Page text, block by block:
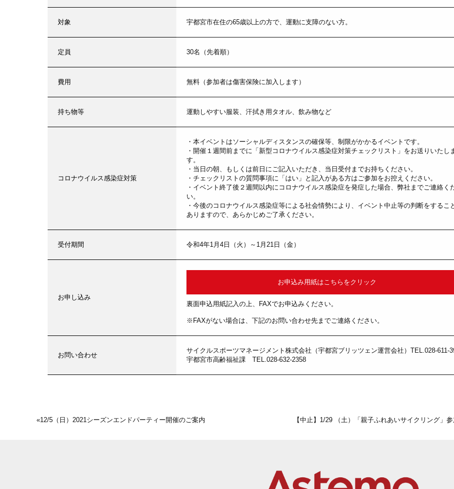
対象 宇都宮市在住の65歳以上の方で、運動に支障のない方。
定員 30名（先着順）
費用 無料（参加者は傷害保険に加入します）
持ち物等 運動しやすい服装、汗拭き用タオル、飲み物など
コロナウイルス感染症対策
・本イベントはソーシャルディスタンスの確保等、制限がかかるイベントです。
・開催１週間前までに「新型コロナウイルス感染症対策チェックリスト」をお送りいたし
す。
・当日の朝、もしくは前日にご記入いただき、当日受付までお持ちください。
・チェックリストの質問事項に「はい」と記入がある方はご参加をお控えください。
・イベント終了後２週間以内にコロナウイルス感染症を発症した場合、弊社までご連絡く
い。
・今後のコロナウイルス感染症等による社会情勢により、イベント中止等の判断をするこ
ありますので、あらかじめご了承ください。
受付期間 令和4年1月4日（火）～1月21日（金）
お申し込み
お申込み用紙はこちらをクリック
裏面申込用紙記入の上、FAXでお申込みください。
※FAXがない場合は、下記のお問い合わせ先までご連絡ください。
お問い合わせ
サイクルスポーツマネージメント株式会社（宇都宮ブリッツェン運営会社）TEL.028-611-
宇都宮市高齢福祉課 TEL.028-632-2358
«12/5（日）2021シーズンエンドパーティー開催のご案内 【中止】1/29 （土）「親子ふれあいサイクリング」